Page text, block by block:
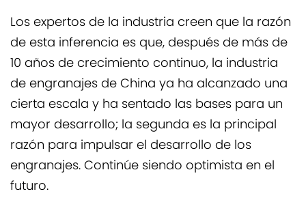
Los expertos de la industria creen que la razón
de esta inferencia es que, después de más de
10 años de crecimiento continuo, la industria
de engranajes de China ya ha alcanzado una
cierta escala y ha sentado las bases para un
mayor desarrollo; la segunda es la principal
razón para impulsar el desarrollo de los
engranajes. Continúe siendo optimista en el
futuro.